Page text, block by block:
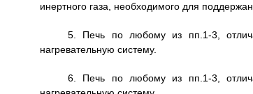
инертного газа, необходимого для
5. Печь по любому из пп.1-3,
нагревательную систему.
6. Печь по любому из пп.1-3,